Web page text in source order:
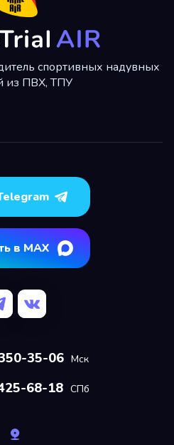
спортивных надувных
из ПВХ, ТПУ
в MAX
35-06 Мск
68-18 СПб